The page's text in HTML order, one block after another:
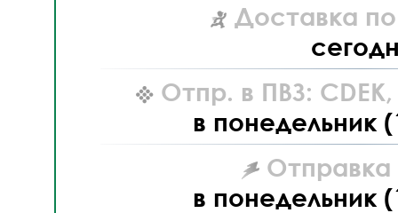
Доставка
Отпр. в ПВЗ: CDEK,
в понедельник
Отправка
в понедельник